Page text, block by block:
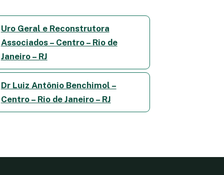
Uro Geral e Reconstrutora
Associados – Centro – Rio de
Janeiro – RJ
Dr Luiz Antônio Benchimol –
Centro – Rio de Janeiro – RJ